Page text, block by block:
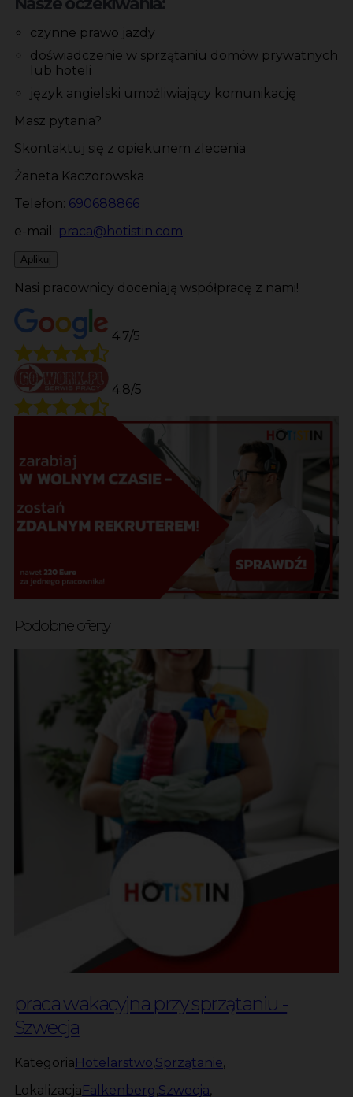
czynne prawo jazdy
doświadczenie w sprzątaniu domów prywatnych
lub hoteli
język angielski umożliwiający komunikację
Masz pytania?
Skontaktuj się z opiekunem zlecenia
Żaneta Kaczorowska
Telefon: 690688866
e-mail: praca@hotistin.com
Aplikuj
Nasi pracownicy doceniają współpracę z nami!
4.7/5
4.8/5
Podobne oferty
praca wakacyjna przy sprzątaniu -
Szwecja
KategoriaHotelarstwo,Sprzątanie,
LokalizacjaFalkenberg,Szwecja,